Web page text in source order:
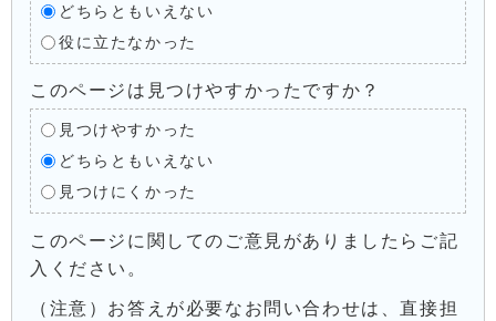
どちらともいえない
役に立たなかった
このページは見つけやすかったですか？
見つけやすかった
どちらともいえない
見つけにくかった
このページに関してのご意見がありましたらご記
入ください。
（注意）お答えが必要なお問い合わせは、直接担